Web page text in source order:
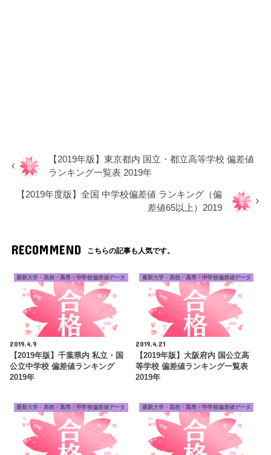
【2019年版】東京都内 国立・都立高等学校 偏差値
ランキング一覧表 2019年
【2019年度版】全国 中学校偏差値 ランキング（偏
差値65以上）2019
RECOMMEND こちらの記事も人気です。
最新大学・高校・高専・中学校偏差値データ
2019.4.9
【2019年版】千葉県内 私立・国
公立中学校 偏差値ランキング
2019年
最新大学・高校・高専・中学校偏差値データ
2019.4.21
【2019年版】大阪府内 国公立高
等学校 偏差値ランキング一覧表
2019年
最新大学・高校・高専・中学校偏差値データ 最新大学・高校・高専・中学校偏差値データ